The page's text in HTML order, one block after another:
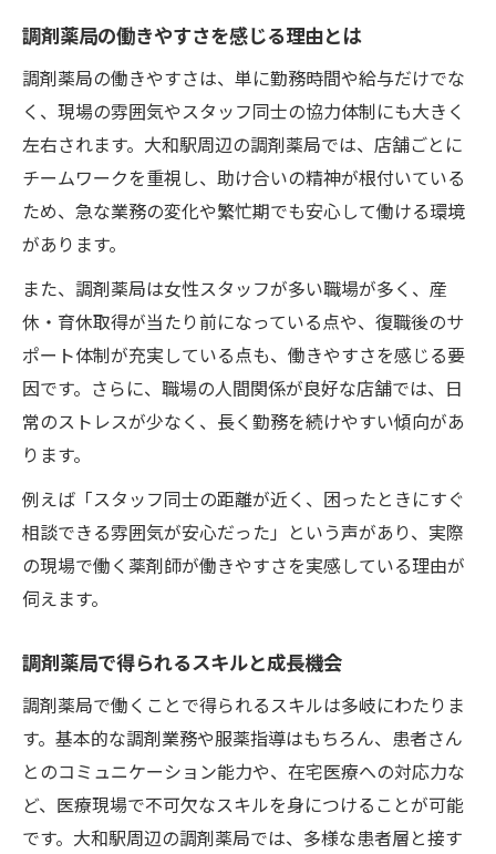
調剤薬局の働きやすさを感じる理由とは
調剤薬局の働きやすさは、単に勤務時間や給与だけでな
く、現場の雰囲気やスタッフ同士の協力体制にも大きく
左右されます。大和駅周辺の調剤薬局では、店舗ごとに
チームワークを重視し、助け合いの精神が根付いている
ため、急な業務の変化や繁忙期でも安心して働ける環境
があります。
また、調剤薬局は女性スタッフが多い職場が多く、産
休・育休取得が当たり前になっている点や、復職後のサ
ポート体制が充実している点も、働きやすさを感じる要
因です。さらに、職場の人間関係が良好な店舗では、日
常のストレスが少なく、長く勤務を続けやすい傾向があ
ります。
例えば「スタッフ同士の距離が近く、困ったときにすぐ
相談できる雰囲気が安心だった」という声があり、実際
の現場で働く薬剤師が働きやすさを実感している理由が
伺えます。
調剤薬局で得られるスキルと成長機会
調剤薬局で働くことで得られるスキルは多岐にわたりま
す。基本的な調剤業務や服薬指導はもちろん、患者さん
とのコミュニケーション能力や、在宅医療への対応力な
ど、医療現場で不可欠なスキルを身につけることが可能
です。大和駅周辺の調剤薬局では、多様な患者層と接す